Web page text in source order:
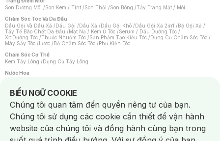
Son Dưỡng Môi /Son Kem / Tint /Son Thỏi /Son Bóng /Tẩy Trang Mắt / Môi
Chăm Sóc Tóc Và Da Đầu
Dầu Gội Và Dầu Xả /Dầu Gội /Dầu Xả /Dầu Gội Khô /Dầu Gội Xả 2in1 /Bộ Gội Xả /
Tẩy Tế Bào Chết Da Đầu /Mặt Nạ / Kem Ủ Tóc /Serum / Dầu Dưỡng Tóc /
Xịt Dưỡng Tóc /Thuốc Nhuộm Tóc /Sản Phẩm Tạo Kiểu Tóc /Dụng Cụ Chăm Sóc Tóc /
Máy Sấy Tóc /Lược /Bộ Chăm Sóc Tóc /Phụ Kiện Tóc
Chăm Sóc Cơ Thể
Kem Tẩy Lông /Dụng Cụ Tẩy Lông
Nước Hoa
Nước Hoa Nữ
Chăm Sóc Cá Nhân
Chống Muỗi /Khẩu Trang /Máy Massage/Mặt Nạ Xông Hơi /Nước Rửa Tay/
Sản Phẩm Chăm Sóc Khác /Bàn Chải Đánh Răng /Bàn Chải Điện/
Hỗ Trợ Trắng Răng/Kem Đánh Răng /Máy Tăm Nước/ Nước Súc Miệng/
Tăm / Chỉ Nha Khoa/ Xịt Thơm Miệng / Dung Dịch Vệ Sinh/Dưỡng Vùng Kín/
Khăn Ướt Vệ Sinh Vùng Kín/Băng Vệ Sinh/Tampon/Bọt Cạo Râu /Dao Cạo Râu/
Máy Cạo Râu
BIỂU NGỮ COOKIE
Notice about cookies usage
Chúng tôi quan tâm đến quyền riêng tư của bạn.
Chúng tôi sử dụng các cookie cần thiết để vận hành
website của chúng tôi và đồng hành cùng bạn trong